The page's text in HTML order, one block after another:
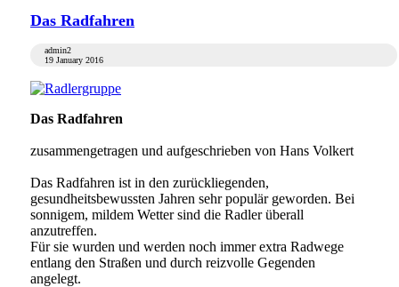
Das Radfahren
admin2
19 January 2016
Das Radfahren
zusammengetragen und aufgeschrieben von Hans Volkert
Das Radfahren ist in den zurückliegenden,
gesundheitsbewussten Jahren sehr populär geworden. Bei
sonnigem, mildem Wetter sind die Radler überall
anzutreffen.
Für sie wurden und werden noch immer extra Radwege
entlang den Straßen und durch reizvolle Gegenden
angelegt.